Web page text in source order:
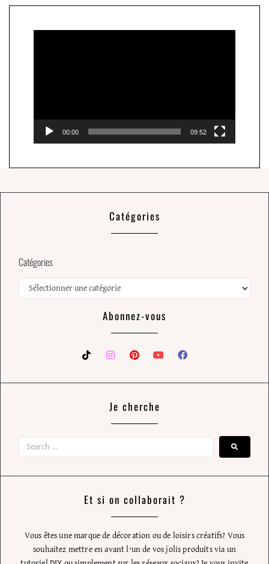
00:00 09:52
Catégories
Catégories
Abonnez-vous
Je cherche
Et si on collaborait ?
Vous êtes une marque de décoration ou de loisirs créatifs? Vous
souhaitez mettre en avant l’un de vos jolis produits via un